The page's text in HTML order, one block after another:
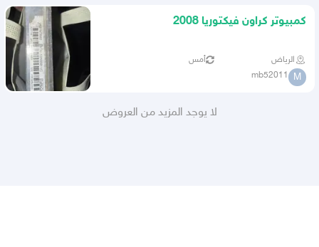
كمبيوتر كراون فيكتوريا 2008
الرياض أمس
M
mb52011
لا يوجد المزيد من العروض